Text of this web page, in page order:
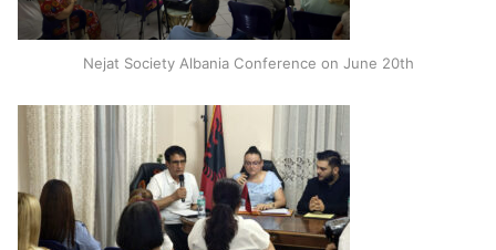
Nejat Society Albania Conference on June 20th